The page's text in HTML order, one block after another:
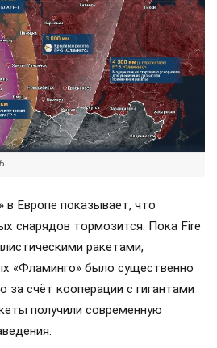
Европе показывает, что
снарядов тормозится. Пока Fire
ракетами,
«Фламинго» было существенно
за счёт кооперации с гигантами
получили современную